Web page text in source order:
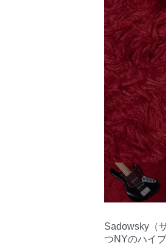
Sadowsky（
つNYのハイ